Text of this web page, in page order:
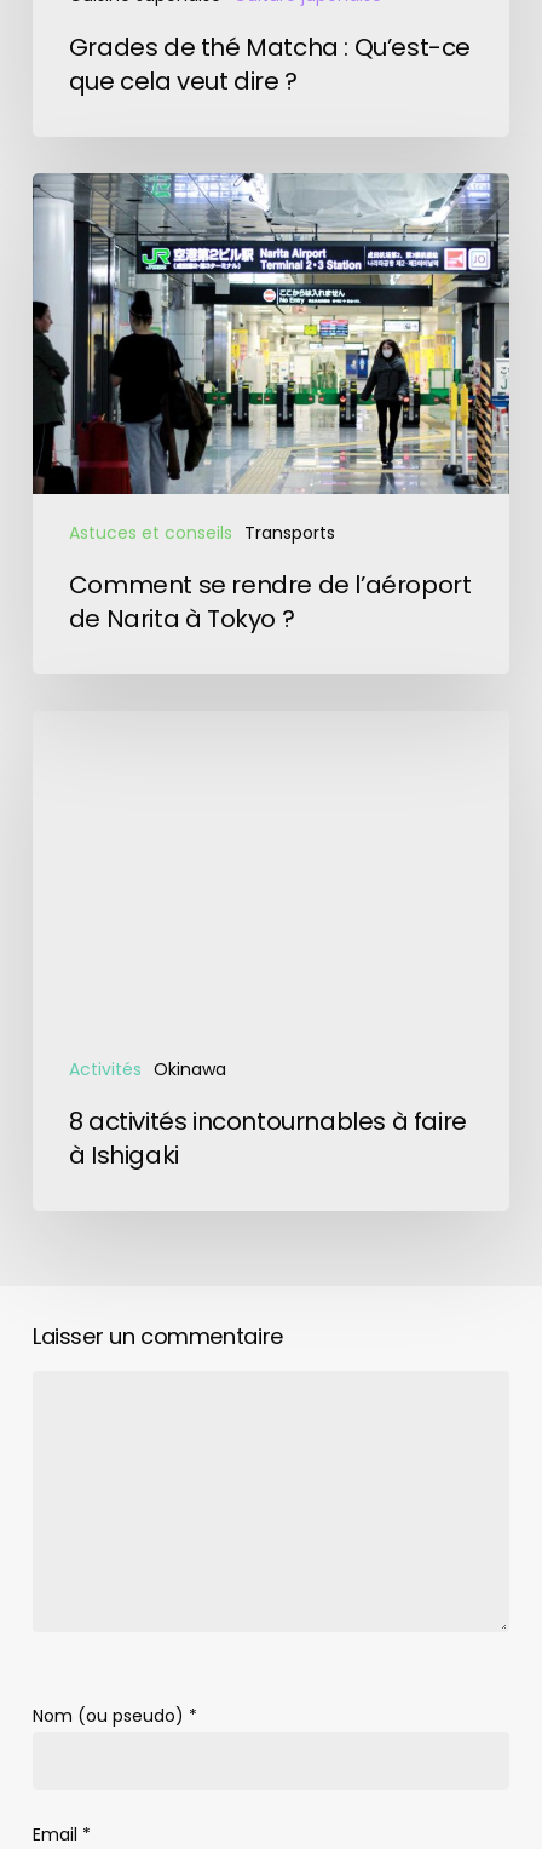
Grades de thé Matcha : Qu’est-ce
que cela veut dire ?
Astuces et conseils Transports
Comment
l’aéroport
de
Narita
Tokyo
?
Comment se rendre de l’aéroport
de Narita à Tokyo ?
Activités Okinawa
8 activités incontournables à faire
à Ishigaki
Laisser un commentaire
Nom (ou pseudo) *
Email *